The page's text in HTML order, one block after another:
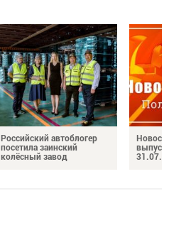
Российский автоблогер
посетила заинский
колёсный завод